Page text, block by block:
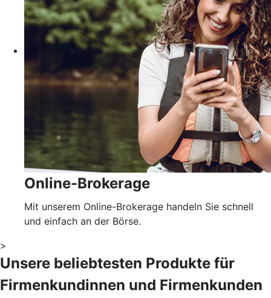
Online-Brokerage
Mit unserem Online-Brokerage handeln Sie schnell
und einfach an der Börse.
>
Unsere beliebtesten Produkte für
Firmenkundinnen und Firmenkunden